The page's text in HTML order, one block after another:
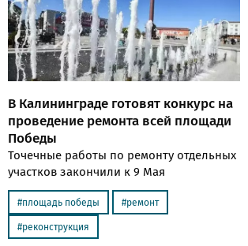
В Калининграде готовят конкурс на
проведение ремонта всей площади
Победы
Точечные работы по ремонту отдельных
участков закончили к 9 Мая
площадь победы ремонт
реконструкция